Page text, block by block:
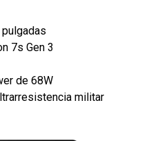
7s Gen 3
de 68W
militar